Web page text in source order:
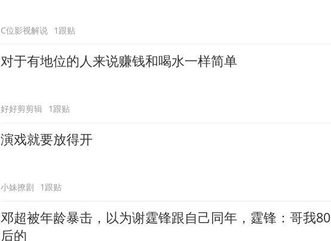
C位影视解说 1跟贴
对于有地位的人来说赚钱和喝水一样简单
好好剪剪辑 1跟贴
演戏就要放得开
小妹撩剧 1跟贴
邓超被年龄暴击，以为谢霆锋跟自己同年，霆锋：哥我80
后的